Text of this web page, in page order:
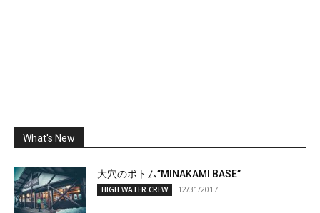
What's New
大穴のボトム”MINAKAMI BASE”
HIGH WATER CREW 12/31/2017